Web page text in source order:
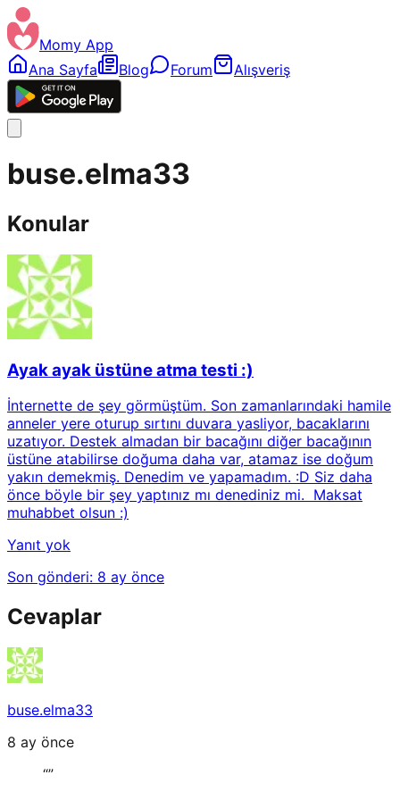
Momy App
Ana Sayfa
Blog Forum Alışveriş
buse.elma33
Konular
Ayak ayak üstüne atma testi :)
İnternette de şey görmüştüm. Son zamanlarındaki hamile
anneler yere oturup sırtını duvara yasliyor, bacaklarını
uzatıyor. Destek almadan bir bacağını diğer bacağının
üstüne atabilirse doğuma daha var, atamaz ise doğum
yakın demekmiş. Denedim ve yapamadım. :D Siz daha
önce böyle bir şey yaptınız mı denediniz mi. Maksat
muhabbet olsun :)
Yanıt yok
Son gönderi: 8 ay önce
Cevaplar
buse.elma33
8 ay önce
“”